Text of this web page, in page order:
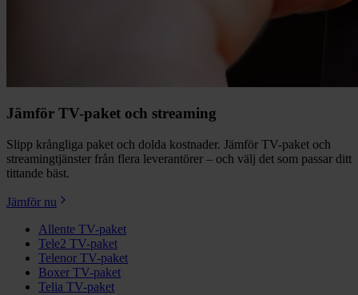
Jämför TV-paket och streaming
Slipp krångliga paket och dolda kostnader. Jämför TV-paket och
streamingtjänster från flera leverantörer – och välj det som passar ditt
tittande bäst.
Jämför nu
Allente TV-paket
Tele2 TV-paket
Telenor TV-paket
Boxer TV-paket
Telia TV-paket